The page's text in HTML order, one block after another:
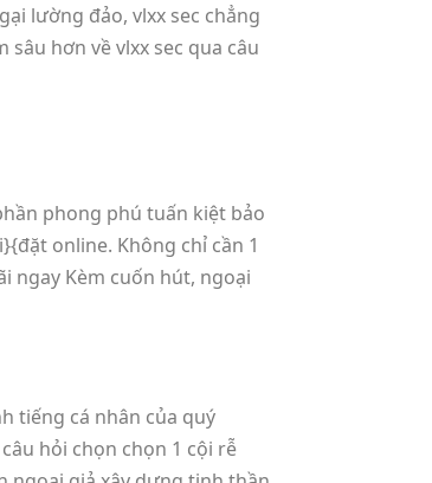
lường đảo, vlxx sec chẳng
hơn về vlxx sec qua câu
phong phú tuấn kiệt bảo
online. Không chỉ cần 1
ngay Kèm cuốn hút, ngoại
tiếng cá nhân của quý
hỏi chọn chọn 1 cội rễ